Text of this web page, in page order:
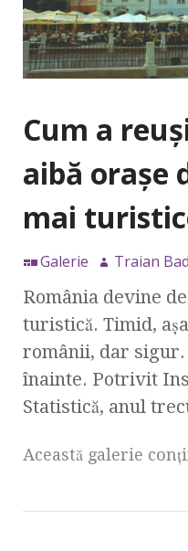
Cum a
aibă oraşe
mai
Galerie Traian
România devine
turistică. Timid,
românii, dar
înainte. Potrivit
Statistică, anul
Această galerie